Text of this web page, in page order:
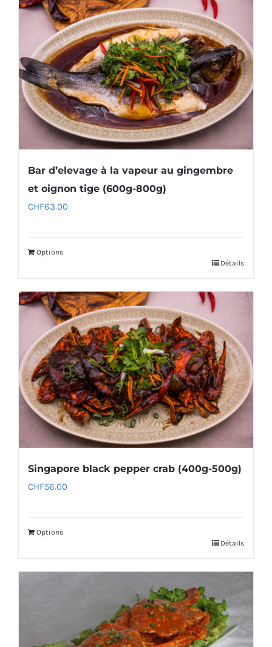
Bar d’elevage à la vapeur au gingembre
et oignon tige (600g-800g)
CHF63.00
Options
Détails
Singapore black pepper crab (400g-500g)
CHF56.00
Options
Détails